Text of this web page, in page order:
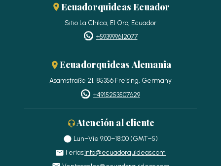
Ecuadorquideas Ecuador
Sitio La Chilca, El Oro, Ecuador
+593999612077
Ecuadorquideas Alemania
Asamstraße 21, 85356 Freising, Germany
+4915253507629
Atención al cliente
Lun–Vie 9:00–18:00 (GMT−5)
Ferias:info@ecuadorquideas.com